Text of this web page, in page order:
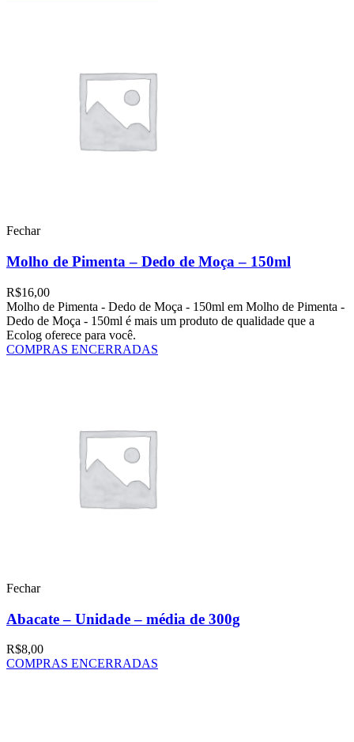
Fechar
Molho de Pimenta – Dedo de Moça – 150ml
R$16,00
Molho de Pimenta - Dedo de Moça - 150ml em Molho de Pimenta -
Dedo de Moça - 150ml é mais um produto de qualidade que a
Ecolog oferece para você.
COMPRAS ENCERRADAS
Fechar
Abacate – Unidade – média de 300g
R$8,00
COMPRAS ENCERRADAS